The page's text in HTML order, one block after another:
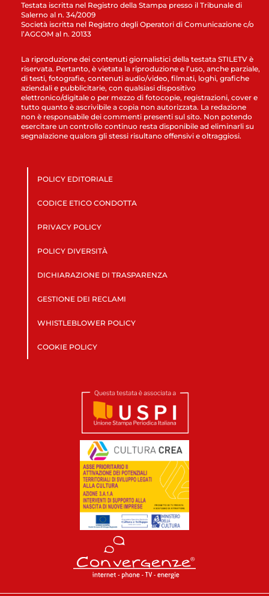
Testata iscritta nel Registro della Stampa presso il Tribunale di
Salerno al n. 34/2009
Società iscritta nel Registro degli Operatori di Comunicazione c/o
l’AGCOM al n. 20133
La riproduzione dei contenuti giornalistici della testata STILETV è
riservata. Pertanto, è vietata la riproduzione e l’uso, anche parziale,
di testi, fotografie, contenuti audio/video, filmati, loghi, grafiche
aziendali e pubblicitarie, con qualsiasi dispositivo
elettronico/digitale o per mezzo di fotocopie, registrazioni, cover e
tutto quanto è ascrivibile a copia non autorizzata. La redazione
non è responsabile dei commenti presenti sul sito. Non potendo
esercitare un controllo continuo resta disponibile ad eliminarli su
segnalazione qualora gli stessi risultano offensivi e oltraggiosi.
POLICY EDITORIALE
CODICE ETICO CONDOTTA
PRIVACY POLICY
POLICY DIVERSITÀ
DICHIARAZIONE DI TRASPARENZA
GESTIONE DEI RECLAMI
WHISTLEBLOWER POLICY
COOKIE POLICY